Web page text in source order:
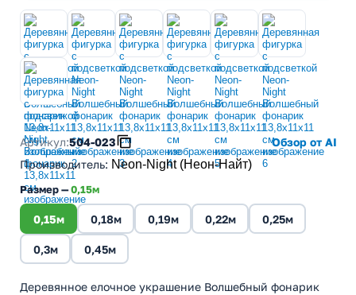
Артикул:504-023
Обзор от AI
Производитель: Neon-Night (Неон-Найт)
Размер —0,15м
0,15м 0,18м 0,19м 0,22м 0,25м
0,3м 0,45м
Деревянное елочное украшение Волшебный фонарик